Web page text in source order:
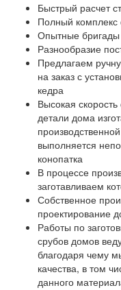
Быстрый расчет
Полный комплекс
Опытные бригады
Разнообразие
Предлагаем
на заказ с
кедра
Высокая
детали дома
выполняется
конопатка
В процессе
заготавливаем
Собственное
проектирование
Работы по
срубов домов
благодаря чему
качества, в том
данного